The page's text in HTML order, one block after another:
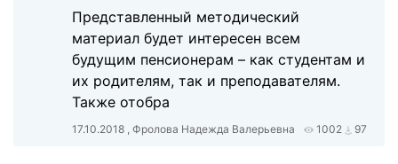
Представленный методический
материал будет интересен всем
будущим пенсионерам – как студентам и
их родителям, так и преподавателям.
Также отобра
17.10.2018 , Фролова Надежда Валерьевна 1002 97